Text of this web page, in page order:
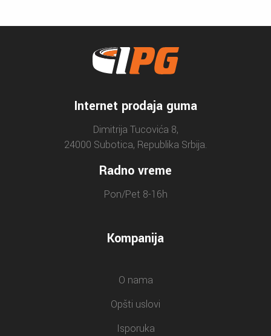
Internet prodaja guma
Dimitrija Tucovića 8,
24000 Subotica, Republika Srbija.
Radno vreme
Pon/Pet 8-16h
Kompanija
O nama
Opšti uslovi
Isporuka